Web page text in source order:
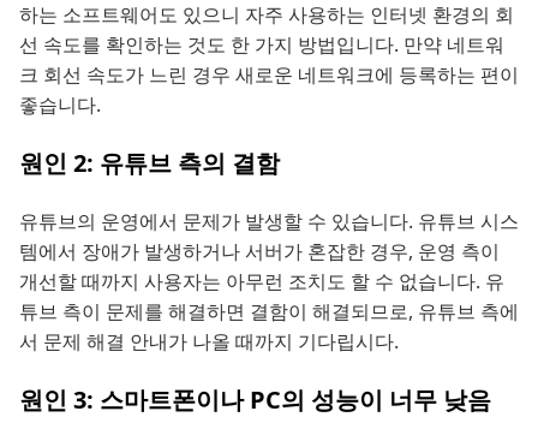
하는 소프트웨어도 있으니 자주 사용하는 인터넷 환경의 회
선 속도를 확인하는 것도 한 가지 방법입니다. 만약 네트워
크 회선 속도가 느린 경우 새로운 네트워크에 등록하는 편이
좋습니다.
원인 2: 유튜브 측의 결함
유튜브의 운영에서 문제가 발생할 수 있습니다. 유튜브 시스
템에서 장애가 발생하거나 서버가 혼잡한 경우, 운영 측이
개선할 때까지 사용자는 아무런 조치도 할 수 없습니다. 유
튜브 측이 문제를 해결하면 결함이 해결되므로, 유튜브 측에
서 문제 해결 안내가 나올 때까지 기다립시다.
원인 3: 스마트폰이나 PC의 성능이 너무 낮음